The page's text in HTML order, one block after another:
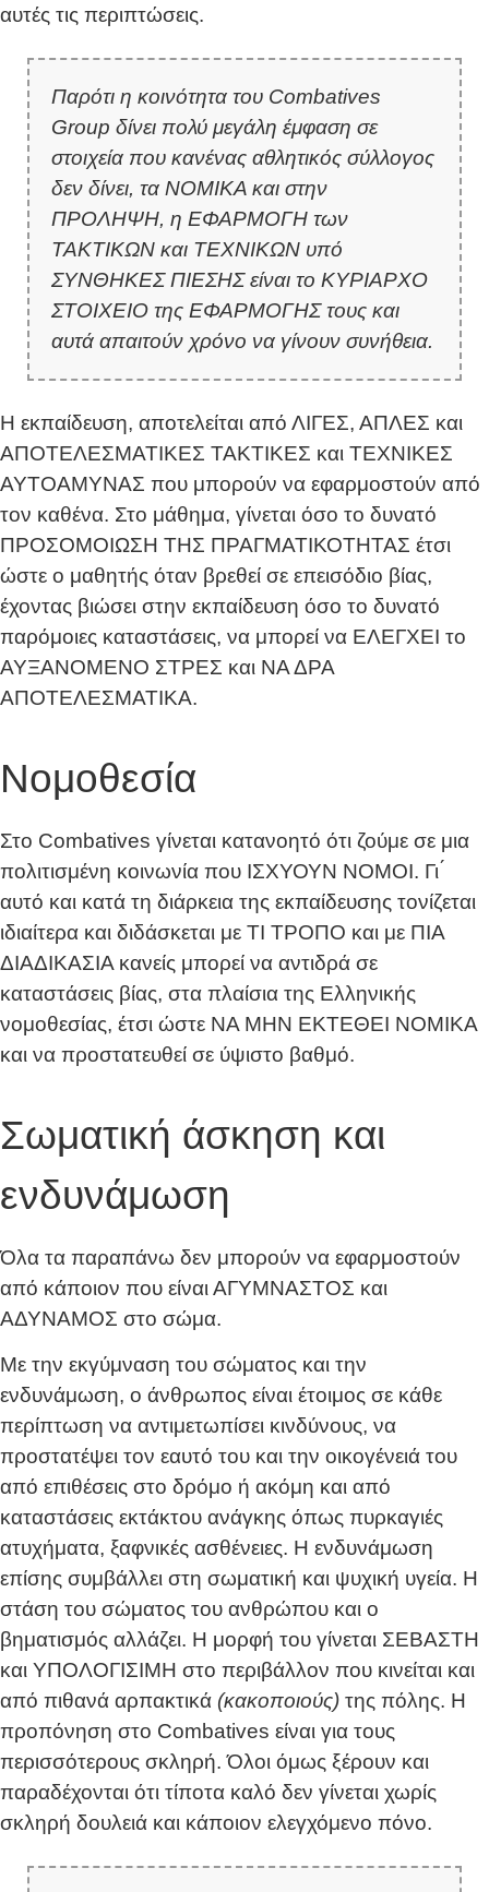
αυτές τις περιπτώσεις.
Παρότι η κοινότητα του Combatives
Group δίνει πολύ μεγάλη έμφαση σε
στοιχεία που κανένας αθλητικός σύλλογος
δεν δίνει, τα ΝΟΜΙΚΑ και στην
ΠΡΟΛΗΨΗ, η ΕΦΑΡΜΟΓΗ των
ΤΑΚΤΙΚΩΝ και ΤΕΧΝΙΚΩΝ υπό
ΣΥΝΘΗΚΕΣ ΠΙΕΣΗΣ είναι το ΚΥΡΙΑΡΧΟ
ΣΤΟΙΧΕΙΟ της ΕΦΑΡΜΟΓΗΣ τους και
αυτά απαιτούν χρόνο να γίνουν συνήθεια.
Η εκπαίδευση, αποτελείται από ΛΙΓΕΣ, ΑΠΛΕΣ και
ΑΠΟΤΕΛΕΣΜΑΤΙΚΕΣ ΤΑΚΤΙΚΕΣ και ΤΕΧΝΙΚΕΣ
ΑΥΤΟΑΜΥΝΑΣ που μπορούν να εφαρμοστούν από
τον καθένα. Στο μάθημα, γίνεται όσο το δυνατό
ΠΡΟΣΟΜΟΙΩΣΗ ΤΗΣ ΠΡΑΓΜΑΤΙΚΟΤΗΤΑΣ έτσι
ώστε ο μαθητής όταν βρεθεί σε επεισόδιο βίας,
έχοντας βιώσει στην εκπαίδευση όσο το δυνατό
παρόμοιες καταστάσεις, να μπορεί να ΕΛΕΓΧΕΙ το
ΑΥΞΑΝΟΜΕΝΟ ΣΤΡΕΣ και ΝΑ ΔΡΑ
ΑΠΟΤΕΛΕΣΜΑΤΙΚΑ.
Νομοθεσία
Στο Combatives γίνεται κατανοητό ότι ζούμε σε μια
πολιτισμένη κοινωνία που ΙΣΧΥΟΥΝ ΝΟΜΟΙ. Γι ́
αυτό και κατά τη διάρκεια της εκπαίδευσης τονίζεται
ιδιαίτερα και διδάσκεται με ΤΙ ΤΡΟΠΟ και με ΠΙΑ
ΔΙΑΔΙΚΑΣΙΑ κανείς μπορεί να αντιδρά σε
καταστάσεις βίας, στα πλαίσια της Ελληνικής
νομοθεσίας, έτσι ώστε ΝΑ ΜΗΝ ΕΚΤΕΘΕΙ ΝΟΜΙΚΑ
και να προστατευθεί σε ύψιστο βαθμό.
Σωματική άσκηση και
ενδυνάμωση
Όλα τα παραπάνω δεν μπορούν να εφαρμοστούν
από κάποιον που είναι ΑΓΥΜΝΑΣΤΟΣ και
ΑΔΥΝΑΜΟΣ στο σώμα.
Με την εκγύμναση του σώματος και την
ενδυνάμωση, ο άνθρωπος είναι έτοιμος σε κάθε
περίπτωση να αντιμετωπίσει κινδύνους, να
προστατέψει τον εαυτό του και την οικογένειά του
από επιθέσεις στο δρόμο ή ακόμη και από
καταστάσεις εκτάκτου ανάγκης όπως πυρκαγιές
ατυχήματα, ξαφνικές ασθένειες. Η ενδυνάμωση
επίσης συμβάλλει στη σωματική και ψυχική υγεία. Η
στάση του σώματος του ανθρώπου και ο
βηματισμός αλλάζει. Η μορφή του γίνεται ΣΕΒΑΣΤΗ
και ΥΠΟΛΟΓΙΣΙΜΗ στο περιβάλλον που κινείται και
από πιθανά αρπακτικά (κακοποιούς) της πόλης. Η
προπόνηση στο Combatives είναι για τους
περισσότερους σκληρή. Όλοι όμως ξέρουν και
παραδέχονται ότι τίποτα καλό δεν γίνεται χωρίς
σκληρή δουλειά και κάποιον ελεγχόμενο πόνο.